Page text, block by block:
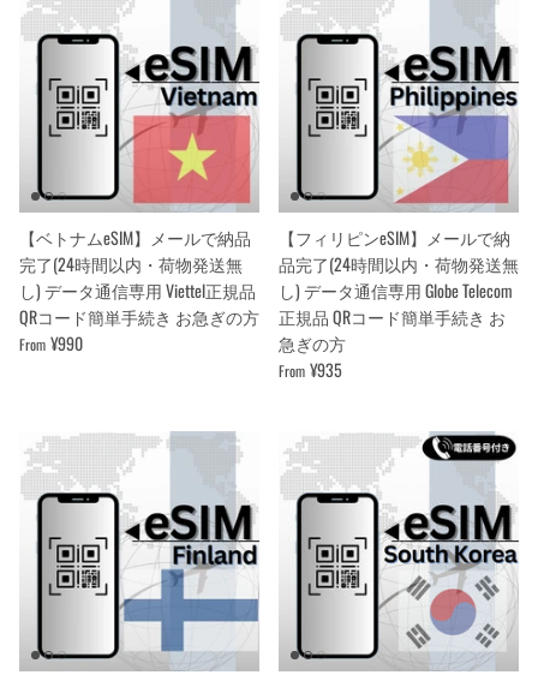
【ベトナムeSIM】メールで納品
完了(24時間以内・荷物発送無
し) データ通信専用 Viettel正規品
QRコード簡単手続き お急ぎの方
From ¥990
【フィリピンeSIM】メールで納
品完了(24時間以内・荷物発送無
し) データ通信専用 Globe Telecom
正規品 QRコード簡単手続き お
急ぎの方
From ¥935